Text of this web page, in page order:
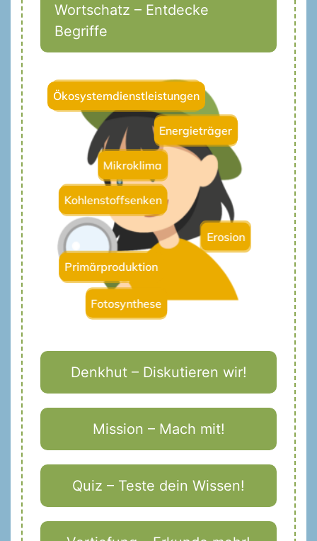
Wortschatz – Entdecke
Begriffe
Ökosystemdienstleistungen
Energieträger
Mikroklima
Kohlenstoffsenken
Erosion
Primärproduktion
Fotosynthese
Denkhut – Diskutieren wir!
Mission – Mach mit!
Quiz – Teste dein Wissen!